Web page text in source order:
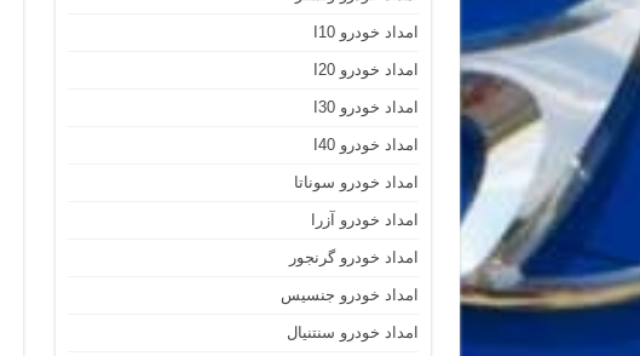
امداد خودرو I10
امداد خودرو I20
امداد خودرو I30
امداد خودرو I40
امداد خودرو سوناتا
امداد خودرو آزرا
امداد خودرو گرنجور
امداد خودرو جنسیس
امداد خودرو سنتنیال